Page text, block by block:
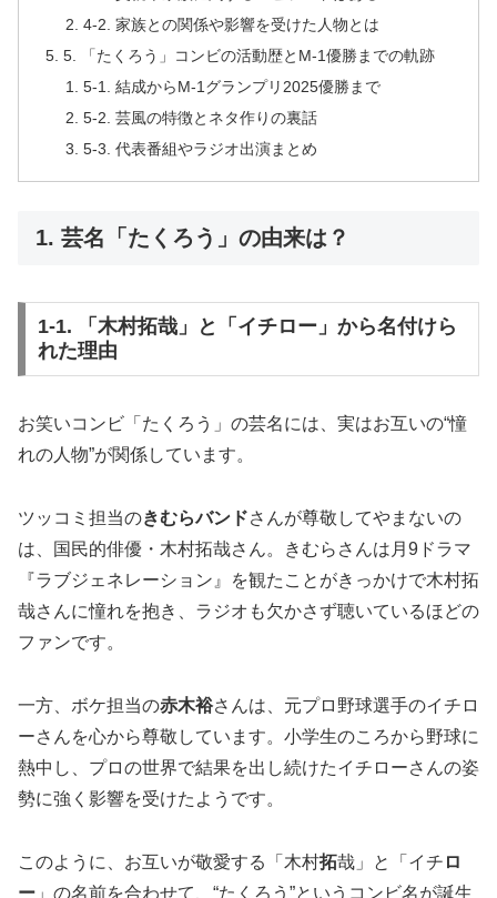
4-2. 家族との関係や影響を受けた人物とは
5. 「たくろう」コンビの活動歴とM-1優勝までの軌跡
5-1. 結成からM-1グランプリ2025優勝まで
5-2. 芸風の特徴とネタ作りの裏話
5-3. 代表番組やラジオ出演まとめ
1. 芸名「たくろう」の由来は？
1-1. 「木村拓哉」と「イチロー」から名付けら
れた理由
お笑いコンビ「たくろう」の芸名には、実はお互いの“憧
れの人物”が関係しています。
ツッコミ担当のきむらバンドさんが尊敬してやまないの
は、国民的俳優・木村拓哉さん。きむらさんは月9ドラマ
『ラブジェネレーション』を観たことがきっかけで木村拓
哉さんに憧れを抱き、ラジオも欠かさず聴いているほどの
ファンです。
一方、ボケ担当の赤木裕さんは、元プロ野球選手のイチロ
ーさんを心から尊敬しています。小学生のころから野球に
熱中し、プロの世界で結果を出し続けたイチローさんの姿
勢に強く影響を受けたようです。
このように、お互いが敬愛する「木村拓哉」と「イチ ロ
ー 」の名前を合わせて、“たくろう”というコンビ名が誕生